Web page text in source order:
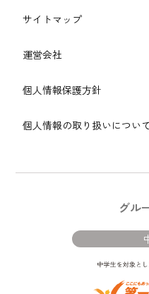
サイトマップ
運営会社
個人情報保護方針
個人情報の取り扱いについて
グル